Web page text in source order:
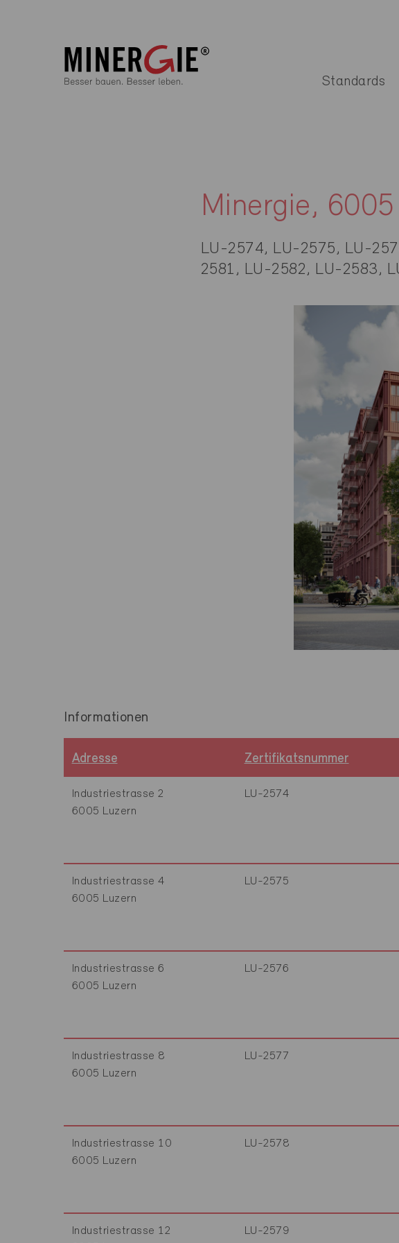
Standards
Minergie,
LU-2574, LU-2575, LU-
2581, LU-2582, LU-2583,
Informationen
Adresse Zertifikatsnummer
Industriestrasse 2
6005 Luzern
LU-2574
Industriestrasse 4
6005 Luzern
LU-2575
Industriestrasse 6
6005 Luzern
LU-2576
Industriestrasse 8
6005 Luzern
LU-2577
Industriestrasse 10
6005 Luzern
LU-2578
Industriestrasse 12
LU-2579